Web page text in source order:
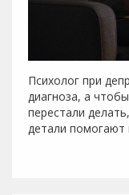
Психолог при
диагноза, а
перестали
детали помогают